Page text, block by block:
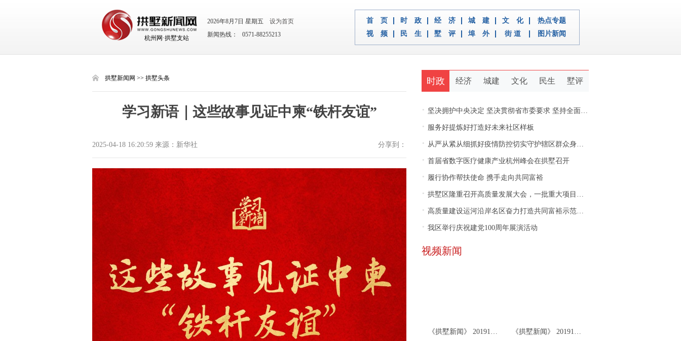
杭州网·拱墅支站
2026年8月7日 星期五
设为首页
新闻热线： 0571-88255213
首 页 时 政 经 济 城 建 文 化
热点专题
视 频
民 生 墅 评 埠 外 街 道 图片新闻
拱墅新闻网 >> 拱墅头条
学习新语｜这些故事见证中柬“铁杆友谊”
2025-04-18 16:20:59 来源：新华社 分享到：
时政 经济 城建 文化 民生 墅评
· 坚决拥护中央决定 坚决贯彻省市委要求 坚持全面从严治党推动新拱墅经济社会又好又快发展
· 服务好提炼好打造好未来社区样板
· 从严从紧从细抓好疫情防控切实守护辖区群众身体健康
· 首届省数字医疗健康产业杭州峰会在拱墅召开
· 履行协作帮扶使命 携手走向共同富裕
· 拱墅区隆重召开高质量发展大会，一批重大项目开工签约
· 高质量建设运河沿岸名区奋力打造共同富裕示范区拱墅样本
· 我区举行庆祝建党100周年展演活动
视频新闻
《拱墅新闻》 20191126 《拱墅新闻》 20191122